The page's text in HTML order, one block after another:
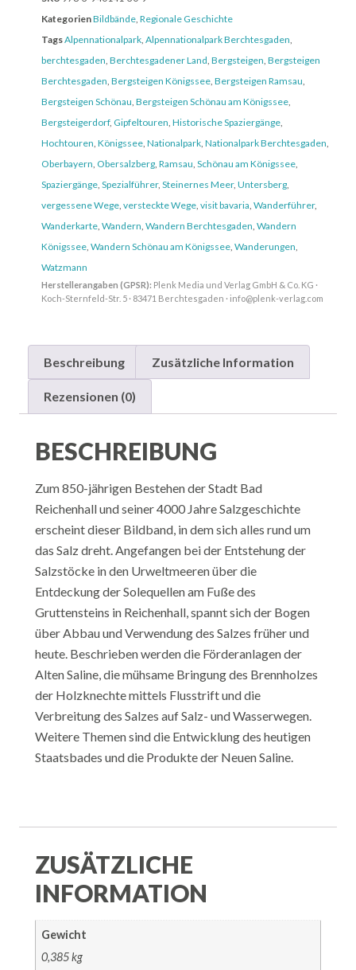
KategorienBildbände Regionale Geschichte
TagsAlpennationalpark Alpennationalpark Berchtesgaden
berchtesgaden Berchtesgadener Land Bergsteigen Bergsteigen
Berchtesgaden Bergsteigen Königssee Bergsteigen Ramsau
Bergsteigen Schönau Bergsteigen Schönau am Königssee
Bergsteigerdorf, Gipfeltouren Historische Spaziergänge
Hochtouren Königssee Nationalpark Nationalpark Berchtesgaden
Oberbayern Obersalzberg Ramsau Schönau am Königssee
Spaziergänge Spezialführer, Steinernes Meer, Untersberg
vergessene Wege versteckte Wege visit bavaria Wanderführer,
Wanderkarte Wandern Wandern Berchtesgaden Wandern
Königssee Wandern Schönau am Königssee Wanderungen
Watzmann
Herstellerangaben (GPSR): Plenk Media und Verlag GmbH & Co. KG ·
Koch-Sternfeld-Str. 5 · 83471 Berchtesgaden · info@plenk-verlag.com
Beschreibung Zusätzliche Information
Rezensionen (0)
BESCHREIBUNG
Zum 850-jährigen Bestehen der Stadt Bad
Reichenhall und seiner 4000 Jahre Salzgeschichte
erscheint dieser Bildband, in dem sich alles rund um
das Salz dreht. Angefangen bei der Entstehung der
Salzstöcke in den Urweltmeeren über die
Entdeckung der Solequellen am Fuße des
Gruttensteins in Reichenhall, spannt sich der Bogen
über Abbau und Verwendung des Salzes früher und
heute. Beschrieben werden die Förderanlagen der
Alten Saline, die mühsame Bringung des Brennholzes
der Holzknechte mittels Flusstrift und die
Verbreitung des Salzes auf Salz- und Wasserwegen.
Weitere Themen sind die Entwicklung des heutigen
Staatsbades und die Produkte der Neuen Saline.
ZUSÄTZLICHE
INFORMATION
Gewicht
0,385 kg